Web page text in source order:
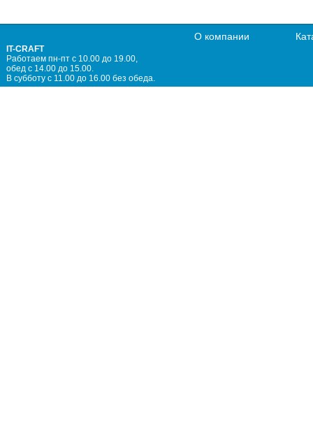
IT-CRAFT
Работаем пн-пт с 10.00 до 19.00,
обед с 14.00 до 15.00.
В субботу с 11.00 до 16.00 без обеда.
О компании